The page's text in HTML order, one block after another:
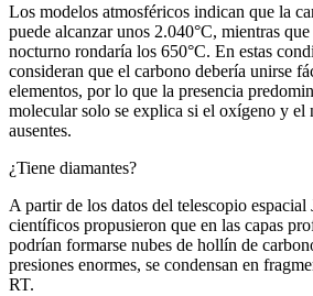
Los modelos atmosféricos indican que la
puede alcanzar unos 2.040°C, mientras
nocturno rondaría los 650°C. En estas
consideran que el carbono debería unirse
elementos, por lo que la presencia
molecular solo se explica si el oxígeno y el
ausentes.
¿Tiene diamantes?
A partir de los datos del telescopio espacial
científicos propusieron que en las capas
podrían formarse nubes de hollín de
presiones enormes, se condensan en
RT.